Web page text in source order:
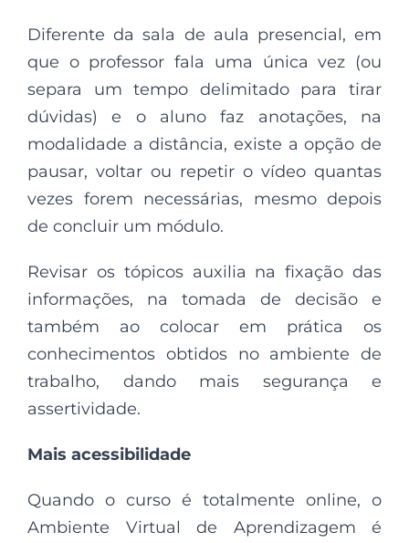
Diferente da sala de aula presencial, em
que o professor fala uma única vez (ou
separa um tempo delimitado para tirar
dúvidas) e o aluno faz anotações, na
modalidade a distância, existe a opção de
pausar, voltar ou repetir o vídeo quantas
vezes forem necessárias, mesmo depois
de concluir um módulo.
Revisar os tópicos auxilia na fixação das
informações, na tomada de decisão e
também ao colocar em prática os
conhecimentos obtidos no ambiente de
trabalho, dando mais segurança e
assertividade.
Mais acessibilidade
Quando o curso é totalmente online, o
Ambiente Virtual de Aprendizagem é